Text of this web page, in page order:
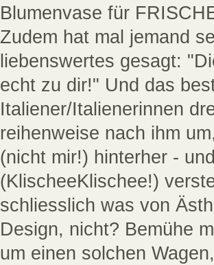
Blumenvase für
Zudem hat mal jemand
liebenswertes gesagt:
echt zu dir!" Und das
Italiener/Italienerinnen
reihenweise nach ihm
(nicht mir!) hinterher -
(KlischeeKlischee!)
schliesslich was von
Design, nicht? Bemühe
um einen solchen